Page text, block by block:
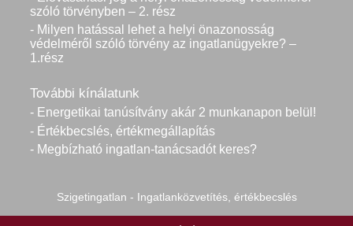
szóló törvényben – 2. rész
- Milyen hatással lehet a helyi önazonosság
védelméről szóló törvény az ingatlanügyekre? –
1.rész
További kínálatunk
- Energetikai tanúsítvány akár 2 munkanapon belül!
- Értékbecslés, értékmegállapítás
- Megbízható ingatlan-tanácsadót keres?
Szigetingatlan - Ingatlanközvetítés, értékbecslés